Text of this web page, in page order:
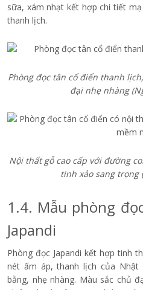
sữa, xám nhạt kết hợp chi tiết
thanh lịch.
Phòng đọc tân cổ điển thanh
đại nhẹ nhàng
Nội thất gỗ cao cấp với đường
tinh xảo sang trọng
1.4. Mẫu phòng
Japandi
Phòng đọc Japandi kết hợp tinh
nét ấm áp, thanh lịch của Nhật
bằng, nhẹ nhàng. Màu sắc chủ